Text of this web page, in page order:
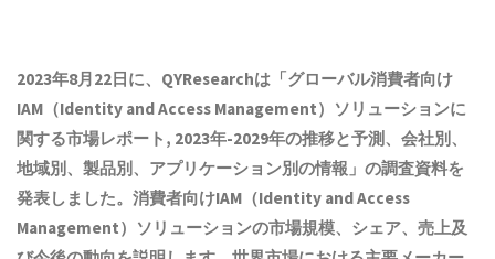
2023年8月22日に、QYResearchは「グローバル消費者向け
IAM（Identity and Access Management）ソリューションに
関する市場レポート, 2023年-2029年の推移と予測、会社別、
地域別、製品別、アプリケーション別の情報 」の調査資料を
発表しました。消費者向けIAM（Identity and Access
Management）ソリューションの市場規模、 シェア、売上及